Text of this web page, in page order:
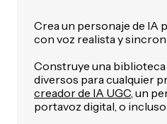
Crea un personaje de IA
con voz realista y
Construye una
diversos para cualquier
creador de IA UGC , un
portavoz digital, o